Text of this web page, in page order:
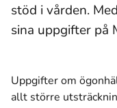
stöd i vården.
sina uppgifter på
Uppgifter om
allt större